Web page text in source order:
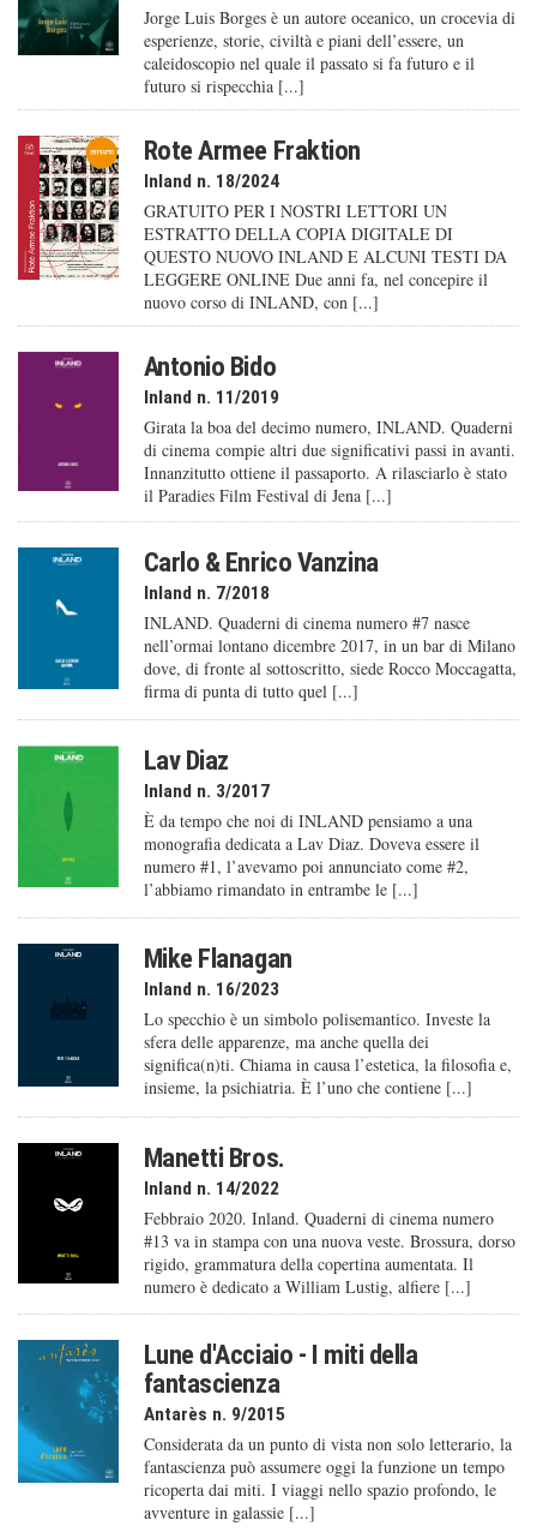
Jorge Luis Borges è un autore oceanico, un crocevia di
esperienze, storie, civiltà e piani dell’essere, un
caleido­scopio nel quale il passato si fa futuro e il
futuro si rispecchia [...]
Rote Armee Fraktion
Inland n. 18/2024
GRATUITO PER I NOSTRI LETTORI UN
ESTRATTO DELLA COPIA DIGITALE DI
QUESTO NUOVO INLAND E ALCUNI TESTI DA
LEGGERE ONLINE Due anni fa, nel concepire il
nuovo corso di INLAND, con [...]
Antonio Bido
Inland n. 11/2019
Girata la boa del decimo numero, INLAND. Quaderni
di cinema compie altri due significativi passi in avanti.
Innanzitutto ottiene il passaporto. A rilasciarlo è stato
il Paradies Film Festival di Jena [...]
Carlo & Enrico Vanzina
Inland n. 7/2018
INLAND. Quaderni di cinema numero #7 nasce
nell’ormai lontano dicembre 2017, in un bar di Milano
dove, di fronte al sottoscritto, siede Rocco Moccagatta,
firma di punta di tutto quel [...]
Lav Diaz
Inland n. 3/2017
È da tempo che noi di INLAND pensiamo a una
monografia dedicata a Lav Diaz. Doveva essere il
numero #1, l’avevamo poi annunciato come #2,
l’abbiamo rimandato in entrambe le [...]
Mike Flanagan
Inland n. 16/2023
Lo specchio è un simbolo polisemantico. Investe la
sfera delle apparenze, ma anche quella dei
significa(n)ti. Chiama in causa l’estetica, la filosofia e,
insieme, la psichiatria. È l’uno che contiene [...]
Manetti Bros.
Inland n. 14/2022
Febbraio 2020. Inland. Quaderni di cinema numero
#13 va in stampa con una nuova veste. Brossura, dorso
rigido, grammatura della copertina aumentata. Il
numero è dedicato a William Lustig, alfiere [...]
Lune d'Acciaio - I miti della
fantascienza
Antarès n. 9/2015
Considerata da un punto di vista non solo letterario, la
fantascienza può assumere oggi la funzione un tempo
ricoperta dai miti. I viaggi nello spazio profondo, le
avventure in galassie [...]